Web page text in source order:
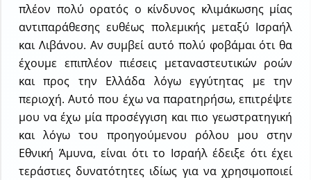
πλέον πολύ ορατός ο κίνδυνος κλιμάκωσης μίας
αντιπαράθεσης ευθέως πολεμικής μεταξύ Ισραήλ
και Λιβάνου. Αν συμβεί αυτό πολύ φοβάμαι ότι θα
έχουμε επιπλέον πιέσεις μεταναστευτικών ροών
και προς την Ελλάδα λόγω εγγύτητας με την
περιοχή. Αυτό που έχω να παρατηρήσω, επιτρέψτε
μου να έχω μία προσέγγιση και πιο γεωστρατηγική
και λόγω του προηγούμενου ρόλου μου στην
Εθνική Άμυνα, είναι ότι το Ισραήλ έδειξε ότι έχει
τεράστιες δυνατότητες ιδίως για να χρησιμοποιεί